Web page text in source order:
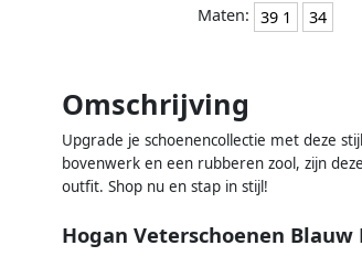
Maten: 39 1 34
Omschrijving
Upgrade je schoenencollectie met deze
bovenwerk en een rubberen zool, zijn
outfit. Shop nu en stap in stijl!
Hogan Veterschoenen Blauw